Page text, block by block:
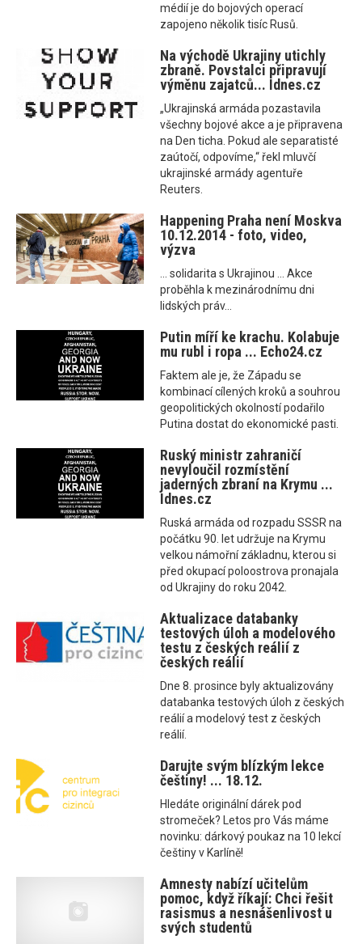
médií je do bojových operací
zapojeno několik tisíc Rusů.
Na východě Ukrajiny utichly
zbraně. Povstalci připravují
výměnu zajatců... Idnes.cz
„Ukrajinská armáda pozastavila
všechny bojové akce a je připravena
na Den ticha. Pokud ale separatisté
zaútočí, odpovíme,“ řekl mluvčí
ukrajinské armády agentuře
Reuters.
Happening Praha není Moskva
10.12.2014 - foto, video,
výzva
... solidarita s Ukrajinou ... Akce
proběhla k mezinárodnímu dni
lidských práv...
Putin míří ke krachu. Kolabuje
mu rubl i ropa ... Echo24.cz
Faktem ale je, že Západu se
kombinací cílených kroků a souhrou
geopolitických okolností podařilo
Putina dostat do ekonomické pasti.
Ruský ministr zahraničí
nevyloučil rozmístění
jaderných zbraní na Krymu ...
Idnes.cz
Ruská armáda od rozpadu SSSR na
počátku 90. let udržuje na Krymu
velkou námořní základnu, kterou si
před okupací poloostrova pronajala
od Ukrajiny do roku 2042.
Aktualizace databanky
testových úloh a modelového
testu z českých reálií z
českých reálií
Dne 8. prosince byly aktualizovány
databanka testových úloh z českých
reálií a modelový test z českých
reálií.
Darujte svým blízkým lekce
češtiny! ... 18.12.
Hledáte originální dárek pod
stromeček? Letos pro Vás máme
novinku: dárkový poukaz na 10 lekcí
češtiny v Karlíně!
Amnesty nabízí učitelům
pomoc, když říkají: Chci řešit
rasismus a nesnášenlivost u
svých studentů